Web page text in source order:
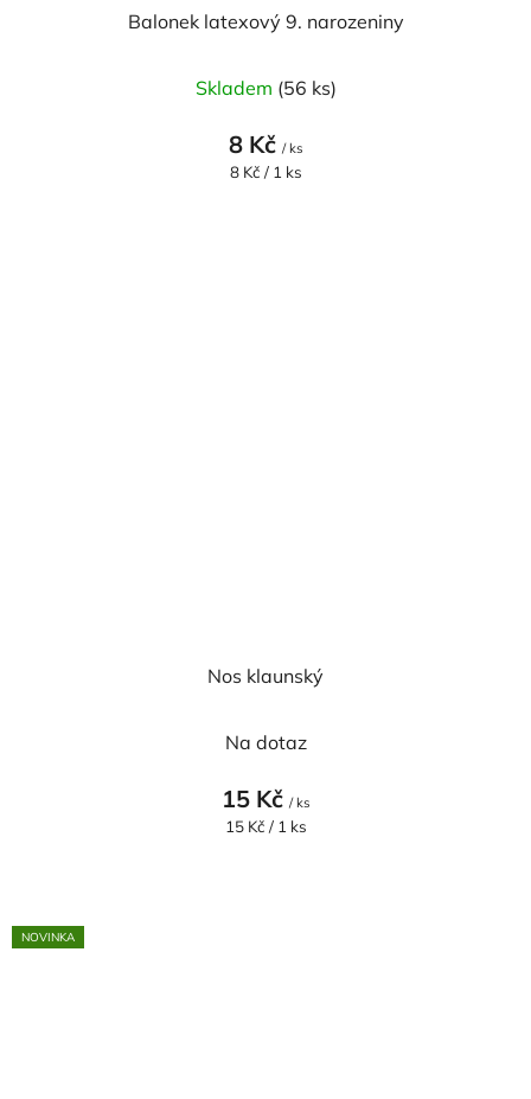
Balonek latexový 9. narozeniny
Skladem (56 ks)
8 Kč / ks
Měrná
8 Kč / 1 ks
Nos klaunský
Na dotaz
15 Kč / ks
Měrná
15 Kč / 1 ks
NOVINKA